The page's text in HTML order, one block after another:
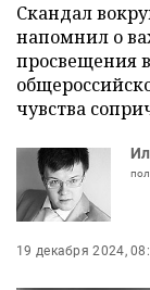
Скандал
напомнил о
просвещения
чувства
19 декабря 2024,